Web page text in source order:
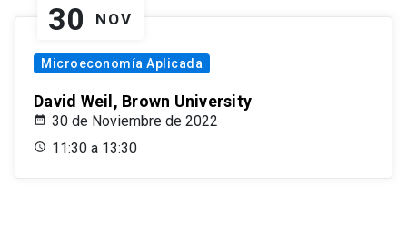
30 NOV
Microeconomía Aplicada
David Weil, Brown University
30 de Noviembre de 2022
11:30 a 13:30